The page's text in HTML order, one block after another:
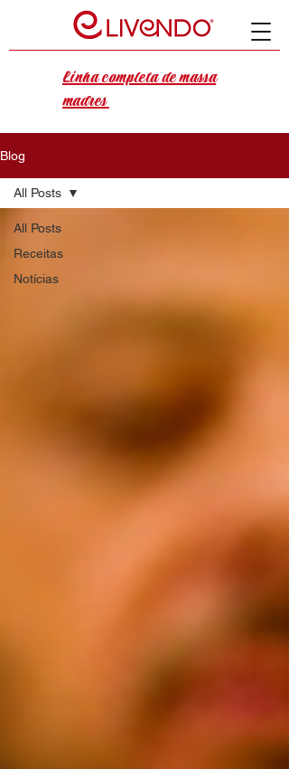
Linha completa de massa
madres
Blog
All Posts
Receitas
Notícias
All Posts